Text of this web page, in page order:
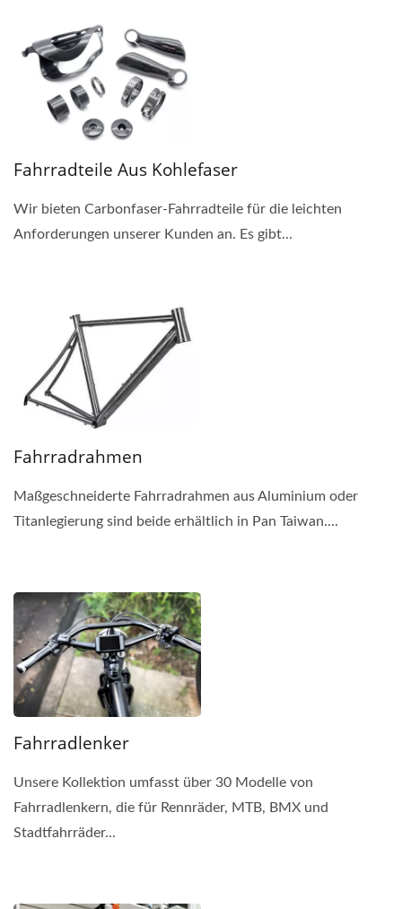
Fahrradteile Aus Kohlefaser
Wir bieten Carbonfaser-Fahrradteile für die leichten
Anforderungen unserer Kunden an. Es gibt...
Fahrradrahmen
Maßgeschneiderte Fahrradrahmen aus Aluminium oder
Titanlegierung sind beide erhältlich in Pan Taiwan....
Fahrradlenker
Unsere Kollektion umfasst über 30 Modelle von
Fahrradlenkern, die für Rennräder, MTB, BMX und
Stadtfahrräder...